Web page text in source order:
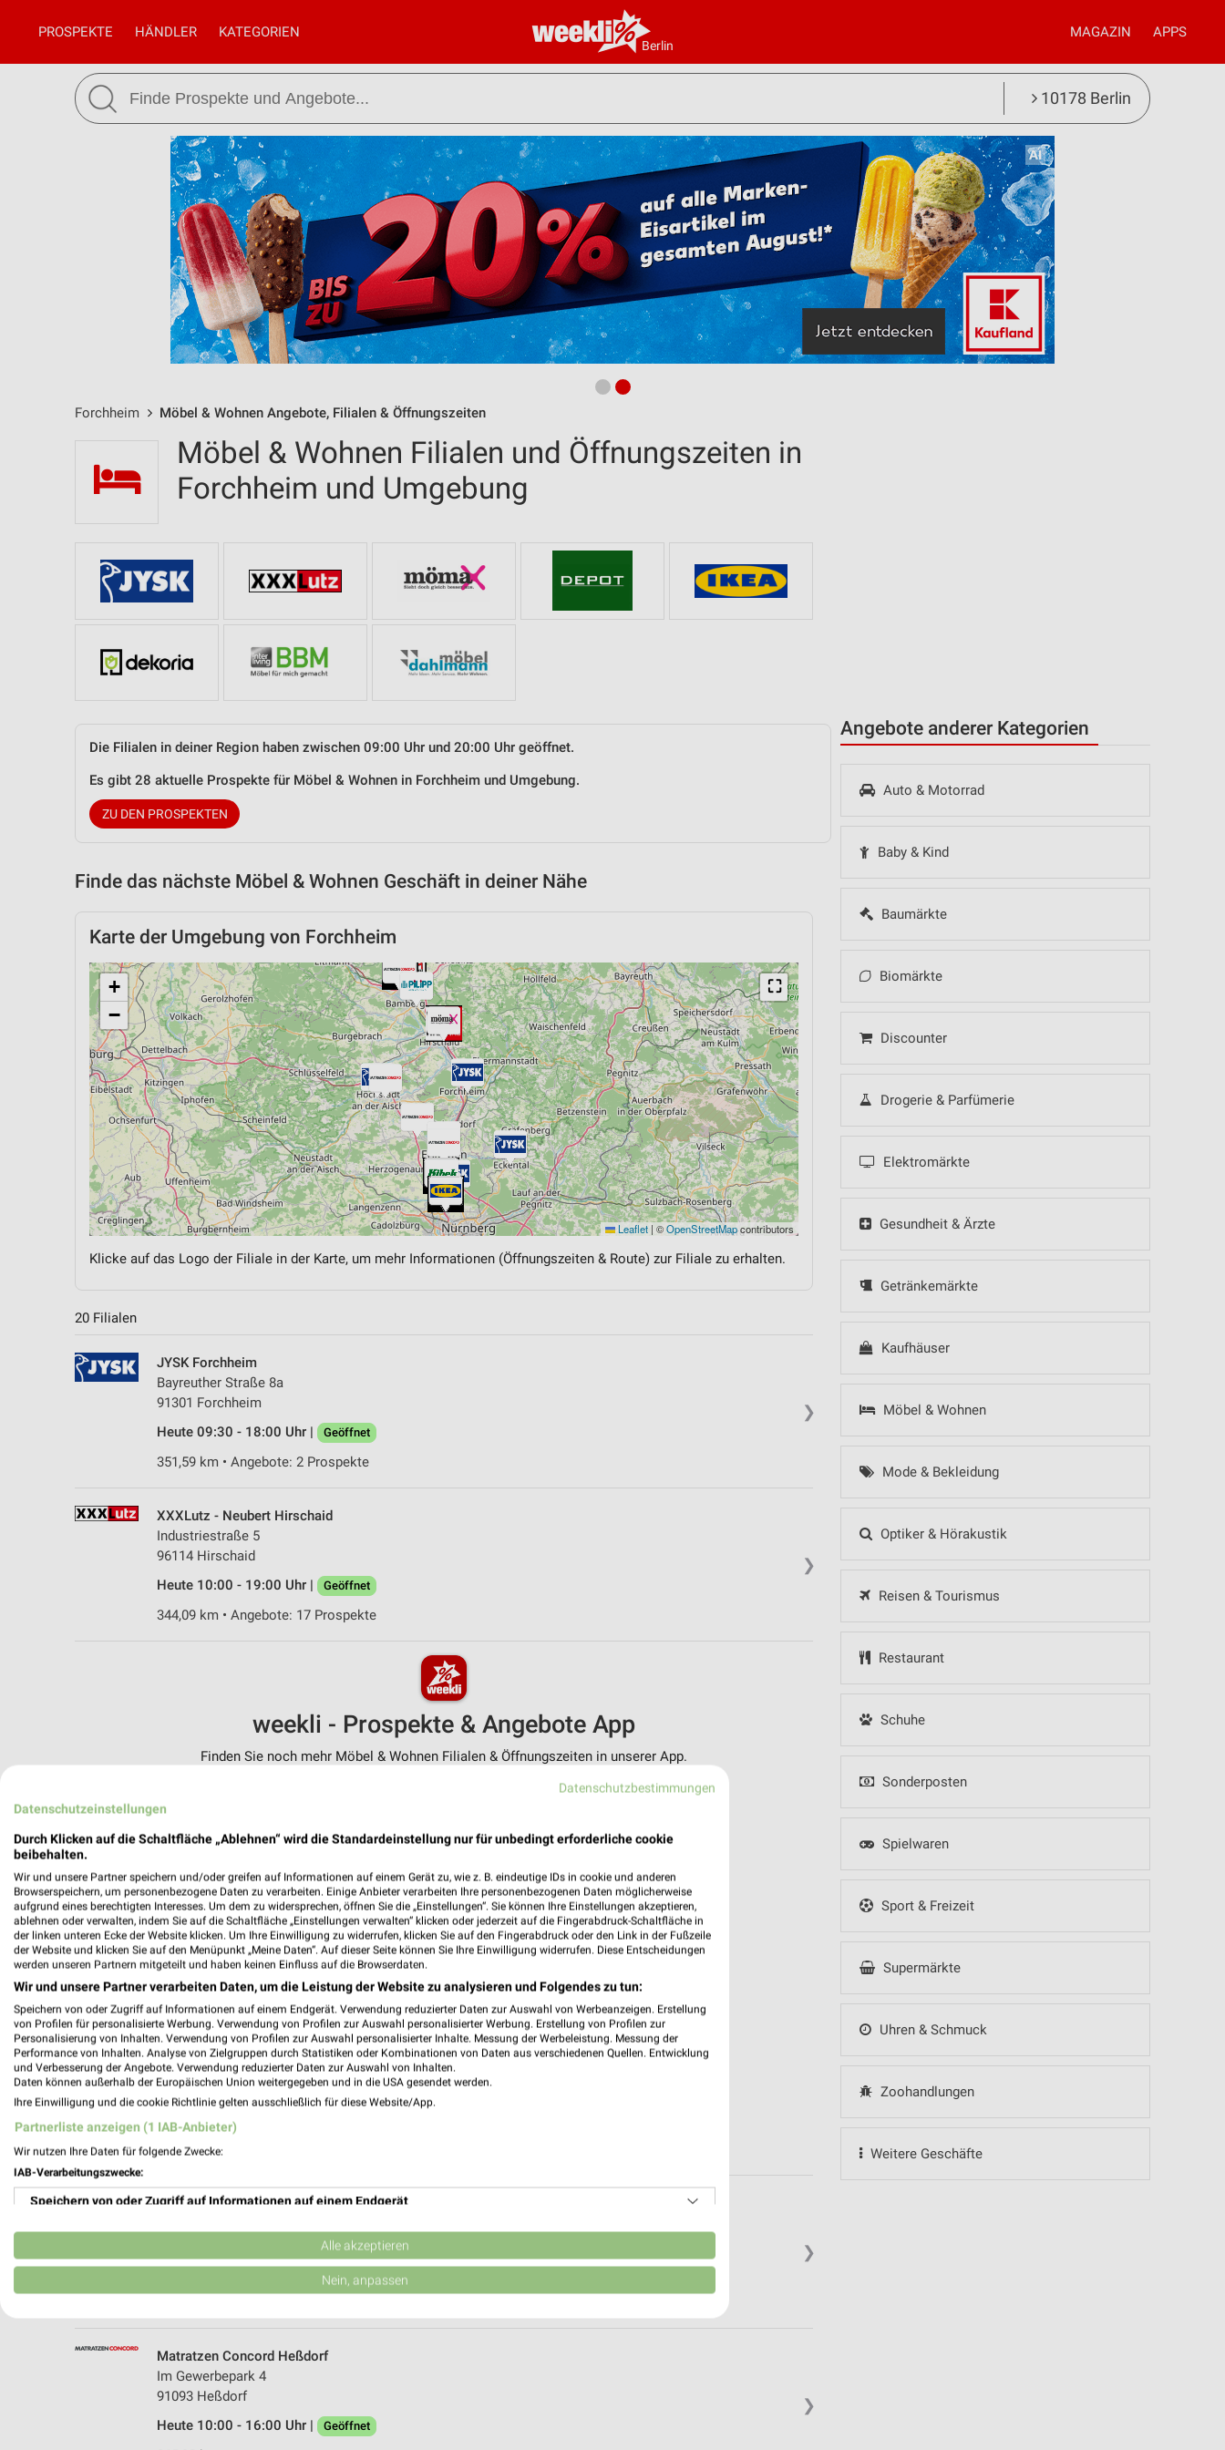
Berlin
PROSPEKTE HÄNDLER KATEGORIEN MAGAZIN APPS
10178 Berlin
Forchheim Möbel & Wohnen Angebote, Filialen & Öffnungszeiten
Angebote anderer Kategorien
Auto & Motorrad
Baby & Kind
Baumärkte
Biomärkte
Discounter
Drogerie & Parfümerie
Elektromärkte
Gesundheit & Ärzte
Getränkemärkte
Kaufhäuser
Möbel & Wohnen
Mode & Bekleidung
Optiker & Hörakustik
Reisen & Tourismus
Restaurant
Schuhe
Sonderposten
Spielwaren
Sport & Freizeit
Supermärkte
Uhren & Schmuck
Zoohandlungen
Weitere Geschäfte
Möbel & Wohnen Filialen und Öffnungszeiten in
Forchheim und Umgebung
Die Filialen in deiner Region haben zwischen 09:00 Uhr und 20:00 Uhr geöffnet.
Es gibt 28 aktuelle Prospekte für Möbel & Wohnen in Forchheim und Umgebung.
ZU DEN PROSPEKTEN
Finde das nächste Möbel & Wohnen Geschäft in deiner Nähe
Karte der Umgebung von Forchheim
⛶
+
−
Leaflet | ©OpenStreetMapcontributors
Klicke auf das Logo der Filiale in der Karte, um mehr Informationen (Öffnungszeiten & Route) zur Filiale zu erhalten.
20 Filialen
❯
JYSK Forchheim
Bayreuther Straße 8a
91301 Forchheim
Heute 09:30 - 18:00 Uhr |
Geöffnet
351,59 km • Angebote: 2 Prospekte
❯
XXXLutz - Neubert Hirschaid
Industriestraße 5
96114 Hirschaid
Heute 10:00 - 19:00 Uhr |
Geöffnet
344,09 km • Angebote: 17 Prospekte
weekli - Prospekte & Angebote App
Finden Sie noch mehr Möbel & Wohnen Filialen & Öffnungszeiten in unserer App.
✔Push-Benachrichtigungen bei neuen Prospekten
Einkaufsliste - Einkauf stressfrei planen
Nutze weekli auch mobil – App jetzt laden oder QR-Code scannen.
❯
mömax Hirschaid
Heute 10:00 - 19:00 Uhr | Geöffnet
❯
Matratzen Concord Heßdorf
Im Gewerbepark 4
91093 Heßdorf
Heute 10:00 - 16:00 Uhr |
Geöffnet
Datenschutzbestimmungen
Datenschutzeinstellungen
Durch Klicken auf die Schaltfläche „Ablehnen“ wird die Standardeinstellung nur für unbedingt erforderliche cookie
beibehalten.
Wir und unsere Partner speichern und/oder greifen auf Informationen auf einem Gerät zu, wie z. B. eindeutige IDs in cookie und anderen
Browserspeichern, um personenbezogene Daten zu verarbeiten. Einige Anbieter verarbeiten Ihre personenbezogenen Daten möglicherweise
aufgrund eines berechtigten Interesses. Um dem zu widersprechen, öffnen Sie die „Einstellungen“. Sie können Ihre Einstellungen akzeptieren,
ablehnen oder verwalten, indem Sie auf die Schaltfläche „Einstellungen verwalten“ klicken oder jederzeit auf die Fingerabdruck-Schaltfläche in
der linken unteren Ecke der Website klicken. Um Ihre Einwilligung zu widerrufen, klicken Sie auf den Fingerabdruck oder den Link in der Fußzeile
der Website und klicken Sie auf den Menüpunkt „Meine Daten“. Auf dieser Seite können Sie Ihre Einwilligung widerrufen. Diese Entscheidungen
werden unseren Partnern mitgeteilt und haben keinen Einfluss auf die Browserdaten.
Wir und unsere Partner verarbeiten Daten, um die Leistung der Website zu analysieren und Folgendes zu tun:
Speichern von oder Zugriff auf Informationen auf einem Endgerät. Verwendung reduzierter Daten zur Auswahl von Werbeanzeigen. Erstellung
von Profilen für personalisierte Werbung. Verwendung von Profilen zur Auswahl personalisierter Werbung. Erstellung von Profilen zur
Personalisierung von Inhalten. Verwendung von Profilen zur Auswahl personalisierter Inhalte. Messung der Werbeleistung. Messung der
Performance von Inhalten. Analyse von Zielgruppen durch Statistiken oder Kombinationen von Daten aus verschiedenen Quellen. Entwicklung
und Verbesserung der Angebote. Verwendung reduzierter Daten zur Auswahl von Inhalten.
Daten können außerhalb der Europäischen Union weitergegeben und in die USA gesendet werden.
Ihre Einwilligung und die cookie Richtlinie gelten ausschließlich für diese Website/App.
Partnerliste anzeigen (1 IAB-Anbieter)
Wir nutzen Ihre Daten für folgende Zwecke:
IAB-Verarbeitungszwecke:
Speichern von oder Zugriff auf Informationen auf einem Endgerät
Verwendung reduzierter Daten zur Auswahl von Werbeanzeigen
Erstellung von Profilen für personalisierte Werbung
Erstellung von Profilen zur Personalisierung von Inhalten
Verwendung von Profilen zur Auswahl personalisierter Inhalte
Messung der Werbeleistung
Alle akzeptieren
Nein, anpassen